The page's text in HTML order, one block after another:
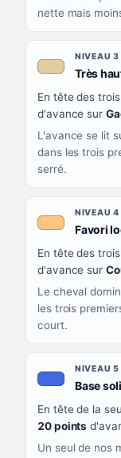
nette mais
NIVEAU 3
Très
En tête des
d'avance sur
L'avance se lit
dans les trois
serré.
NIVEAU 4
Favori
En tête des
d'avance sur
Le cheval
les trois
court.
NIVEAU 5
Base
En tête de la
20 points
Un seul de nos